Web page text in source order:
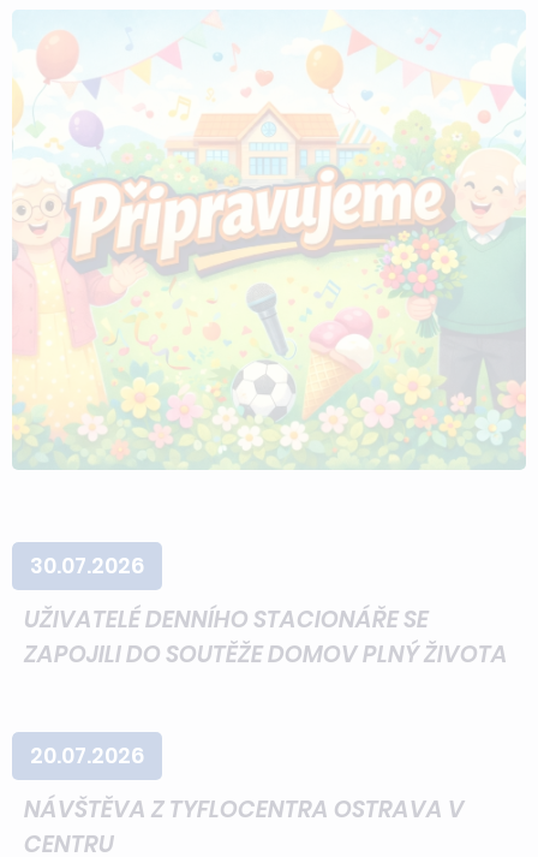
30.07.2026
UŽIVATELÉ DENNÍHO STACIONÁŘE SE
ZAPOJILI DO SOUTĚŽE DOMOV PLNÝ ŽIVOTA
20.07.2026
NÁVŠTĚVA Z TYFLOCENTRA OSTRAVA V
CENTRU